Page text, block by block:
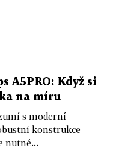
A5PRO: Když si
na míru
s moderní
konstrukce
nutné...